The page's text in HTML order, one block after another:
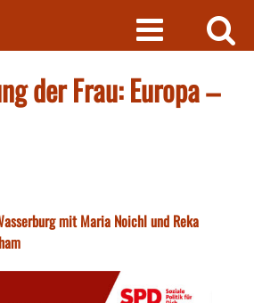
der Frau: Europa –
mit Maria Noichl und Reka